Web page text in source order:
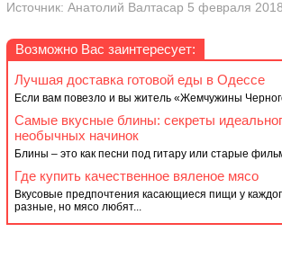
Источник: Анатолий Валтасар 5 февраля 2018
Возможно Вас заинтересует:
Лучшая доставка готовой еды в Одессе
Если вам повезло и вы житель «Жемчужины
Самые вкусные блины: секреты
необычных начинок
Блины – это как песни под гитару или старые
Где купить качественное вяленое мясо
Вкусовые предпочтения касающиеся пищи у
разные, но мясо любят...